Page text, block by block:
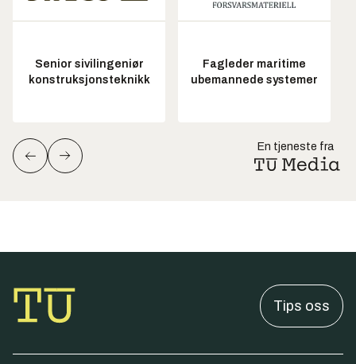
Senior sivilingeniør
konstruksjonsteknikk
Fagleder maritime
ubemannede systemer
En tjeneste fra
Tips oss